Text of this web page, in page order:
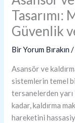
Güvenlik
Bir Yorum Bırakın
Asansör ve
sistemlerin temel
tersanelerden
kadar, kaldırma
hareketini